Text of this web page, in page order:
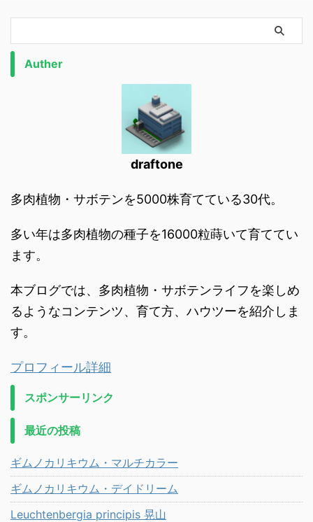
Auther
draftone
多肉植物・サボテンを5000株育てている30代。
多い年は多肉植物の種子を16000粒蒔いて育ててい
ます。
本ブログでは、多肉植物・サボテンライフを楽しめ
るようなコンテンツ、育て方、ハウツーを紹介しま
す。
プロフィール詳細
スポンサーリンク
最近の投稿
ギムノカリキウム・マルチカラー
ギムノカリキウム・デイドリーム
Leuchtenbergia principis 晃山